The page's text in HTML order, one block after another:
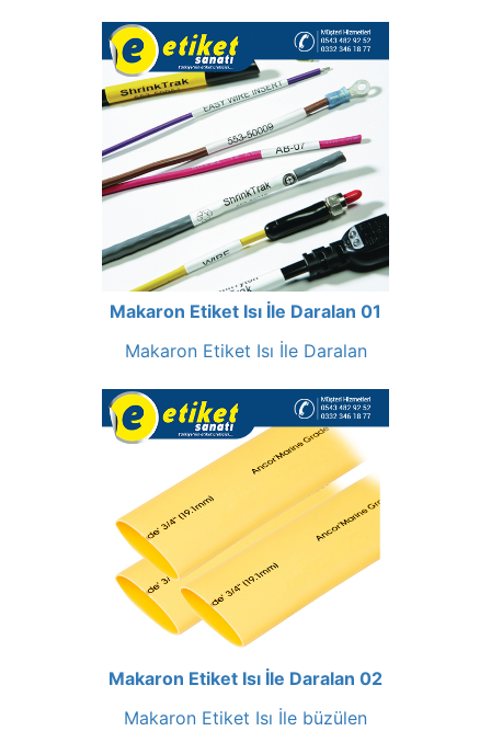
Makaron Etiket Isı İle Daralan 01
Makaron Etiket Isı İle Daralan
Makaron Etiket Isı İle Daralan 02
Makaron Etiket Isı İle büzülen